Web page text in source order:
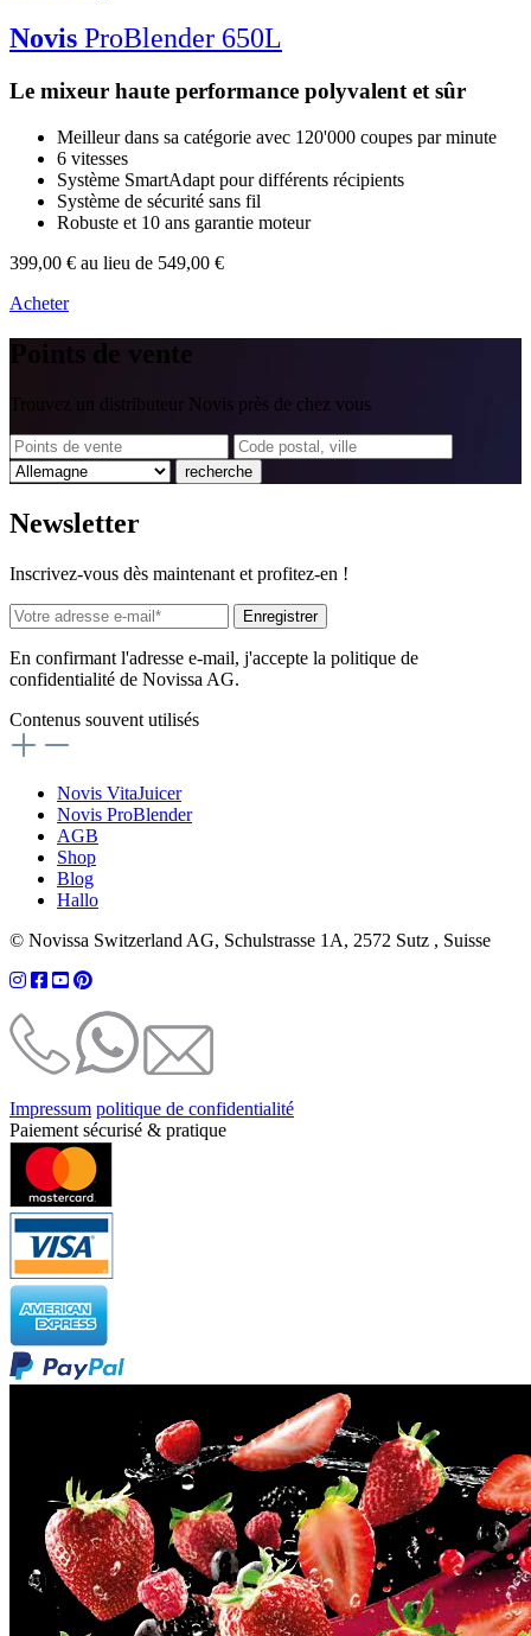
Novis ProBlender 650L
Le mixeur haute performance polyvalent et sûr
Meilleur dans sa catégorie avec 120'000 coupes par minute
6 vitesses
Système SmartAdapt pour différents récipients
Système de sécurité sans fil
Robuste et 10 ans garantie moteur
399,00 € au lieu de 549,00 €
Acheter
Points de vente
Trouvez un distributeur Novis près de chez vous
recherche
Newsletter
Inscrivez-vous dès maintenant et profitez-en !
Enregistrer
En confirmant l'adresse e-mail, j'accepte la politique de
confidentialité de Novissa AG.
Contenus souvent utilisés
Novis VitaJuicer
Novis ProBlender
AGB
Shop
Blog
Hallo
© Novissa Switzerland AG, Schulstrasse 1A, 2572 Sutz , Suisse
Impressum politique de confidentialité
Paiement sécurisé & pratique